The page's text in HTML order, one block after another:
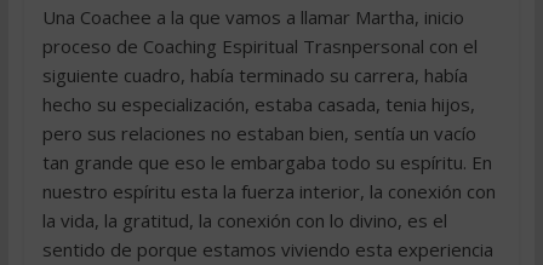
Una Coachee a la que vamos a llamar Martha, inicio
proceso de Coaching Espiritual Trasnpersonal con el
siguiente cuadro, había terminado su carrera, había
hecho su especialización, estaba casada, tenia hijos,
pero sus relaciones no estaban bien, sentía un vacío
tan grande que eso le embargaba todo su espíritu. En
nuestro espíritu esta la fuerza interior, la conexión con
la vida, la gratitud, la conexión con lo divino, es el
sentido de porque estamos viviendo esta experiencia